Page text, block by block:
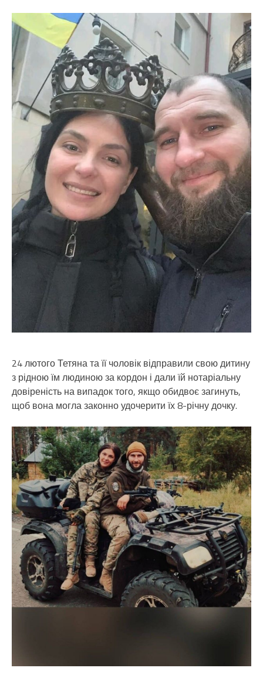
24 лютого Тетяна та її чоловік відправили свою дитину
з рідною їм людиною за кордон і дали їй нотаріальну
довіреність на випадок того, якщо обидвоє загинуть,
щоб вона могла законно удочерити їх 8-річну дочку.